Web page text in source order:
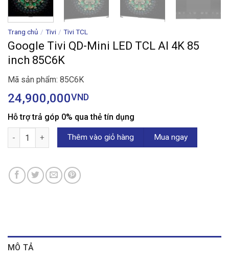
Trang chủ / Tivi / Tivi TCL
Google Tivi QD-Mini LED TCL AI 4K 85
inch 85C6K
Mã sản phẩm: 85C6K
24,900,000VND
Hỗ trợ trả góp 0% qua thẻ tín dụng
Google Tivi QD-Mini LED TCL AI 4K 85 inch 85C6K số lượng
Thêm vào giỏ hàng Mua ngay
MÔ TẢ